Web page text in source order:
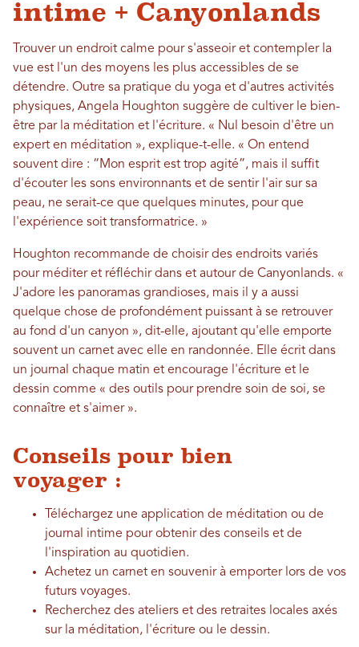
intime + Canyonlands
Trouver un endroit calme pour s'asseoir et contempler la
vue est l'un des moyens les plus accessibles de se
détendre. Outre sa pratique du yoga et d'autres activités
physiques, Angela Houghton suggère de cultiver le bien-
être par la méditation et l'écriture. « Nul besoin d'être un
expert en méditation », explique-t-elle. « On entend
souvent dire : “Mon esprit est trop agité”, mais il suffit
d'écouter les sons environnants et de sentir l'air sur sa
peau, ne serait-ce que quelques minutes, pour que
l'expérience soit transformatrice. »
Houghton recommande de choisir des endroits variés
pour méditer et réfléchir dans et autour de Canyonlands. «
J'adore les panoramas grandioses, mais il y a aussi
quelque chose de profondément puissant à se retrouver
au fond d'un canyon », dit-elle, ajoutant qu'elle emporte
souvent un carnet avec elle en randonnée. Elle écrit dans
un journal chaque matin et encourage l'écriture et le
dessin comme « des outils pour prendre soin de soi, se
connaître et s'aimer ».
Conseils pour bien
voyager :
Téléchargez une application de méditation ou de
journal intime pour obtenir des conseils et de
l'inspiration au quotidien.
Achetez un carnet en souvenir à emporter lors de vos
futurs voyages.
Recherchez des ateliers et des retraites locales axés
sur la méditation, l'écriture ou le dessin.